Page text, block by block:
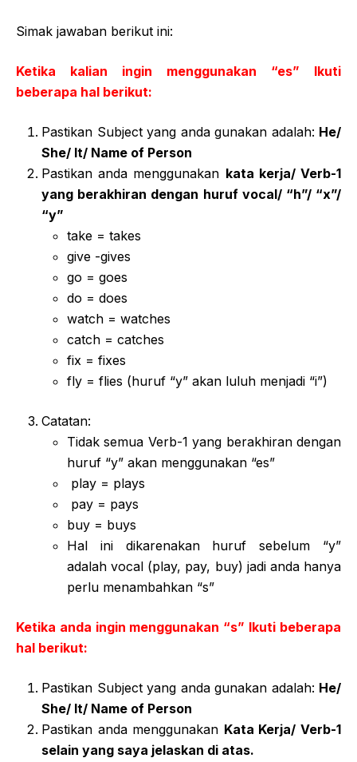
Simak jawaban berikut ini:
Ketika kalian ingin menggunakan “es” Ikuti
beberapa hal berikut:
Pastikan Subject yang anda gunakan adalah: He/
She/ It/ Name of Person
Pastikan anda menggunakan kata kerja/ Verb-1
yang berakhiran dengan huruf vocal/ “h”/ “x”/
“y”
take = takes
give -gives
go = goes
do = does
watch = watches
catch = catches
fix = fixes
fly = flies (huruf “y” akan luluh menjadi “i”)
Catatan:
Tidak semua Verb-1 yang berakhiran dengan
huruf “y” akan menggunakan “es”
play = plays
pay = pays
buy = buys
Hal ini dikarenakan huruf sebelum “y”
adalah vocal (play, pay, buy) jadi anda hanya
perlu menambahkan “s”
Ketika anda ingin menggunakan “s” Ikuti beberapa
hal berikut:
Pastikan Subject yang anda gunakan adalah: He/
She/ It/ Name of Person
Pastikan anda menggunakan Kata Kerja/ Verb-1
selain yang saya jelaskan di atas.